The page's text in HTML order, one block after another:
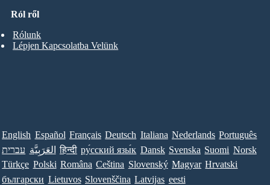
Ról ről
Rólunk
Lépjen Kapcsolatba Velünk
English Español Français Deutsch Italiana Nederlands Português
עברית العَرَبِيَّة हिन्दी ру́сский язы́к Dansk Svenska Suomi Norsk
Türkçe Polski Româna Ceština Slovenský Magyar Hrvatski
български Lietuvos Slovenščina Latvijas eesti